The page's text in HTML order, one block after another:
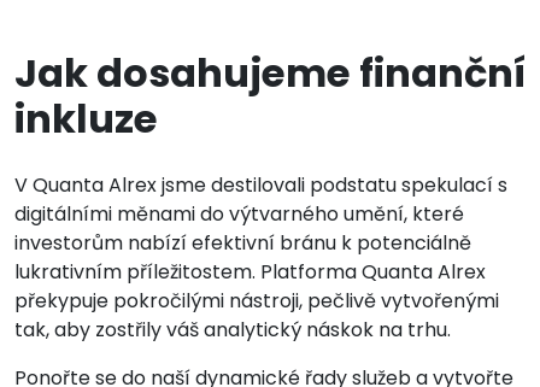
Jak dosahujeme finanční
inkluze
V Quanta Alrex jsme destilovali podstatu spekulací s
digitálními měnami do výtvarného umění, které
investorům nabízí efektivní bránu k potenciálně
lukrativním příležitostem. Platforma Quanta Alrex
překypuje pokročilými nástroji, pečlivě vytvořenými
tak, aby zostřily váš analytický náskok na trhu.
Ponořte se do naší dynamické řady služeb a vytvořte